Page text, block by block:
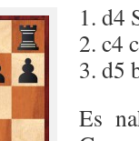
1. d4
2. c4
3. d5
Es